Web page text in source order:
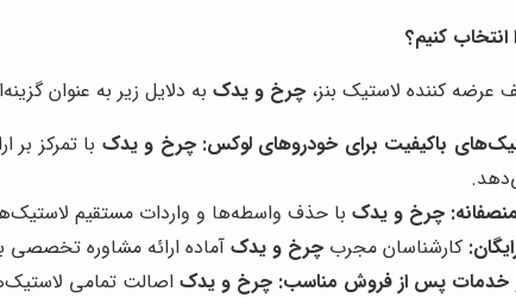
کنیم؟
عرضه کننده لاستیک بنز، چرخ و یدکبه دلایل زیر به عنوان
باکیفیت برای خودروهای لوکس: چرخ و یدک با تمرکز
چرخ و یدکبا حذف واسطه‌ها و واردات مستقیم
کارشناسان مجرب چرخ و یدکآماده ارائه مشاوره تخصصی
خدمات پس از فروش مناسب: چرخ و یدکاصالت تمامی